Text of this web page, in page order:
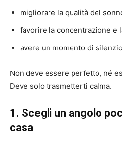
migliorare la qualità del
favorire la concentrazione e
avere un momento di
Non deve essere perfetto, né
Deve solo trasmetterti calma.
1. Scegli un angolo
casa